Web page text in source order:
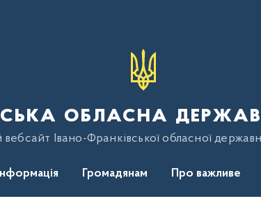
обласна
Івано-Франківської обласної
Громадянам Про важливе